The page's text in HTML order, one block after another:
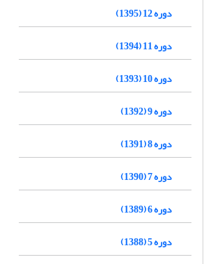
دوره 12 (1395)
دوره 11 (1394)
دوره 10 (1393)
دوره 9 (1392)
دوره 8 (1391)
دوره 7 (1390)
دوره 6 (1389)
دوره 5 (1388)